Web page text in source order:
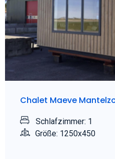
Chalet Maeve
Schlafzimmer: 1
Größe: 1250x450